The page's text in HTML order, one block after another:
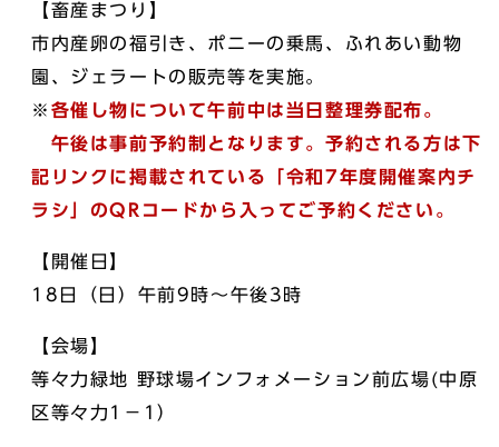
【畜産まつり】
市内産卵の福引き、ポニーの乗馬、ふれあい動物
園、ジェラートの販売等を実施。
※ 各催し物について午前中は当日整理券配布。
午後は事前予約制となります。予約される方は下
記リンクに掲載されている「令和7年度開催案内チ
ラシ」のQRコードから入ってご予約ください。
【開催日】
18日（日）午前9時～午後3時
【会場】
等々力緑地 野球場インフォメーション前広場(中原
区等々力1－1）